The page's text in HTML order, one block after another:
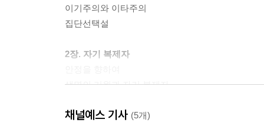
이기주의와 이타주의
집단선택설
2장. 자기 복제자
생명의 기원과 자기 복제자
3장. 불멸의 코일
채널예스 기사 (5개)